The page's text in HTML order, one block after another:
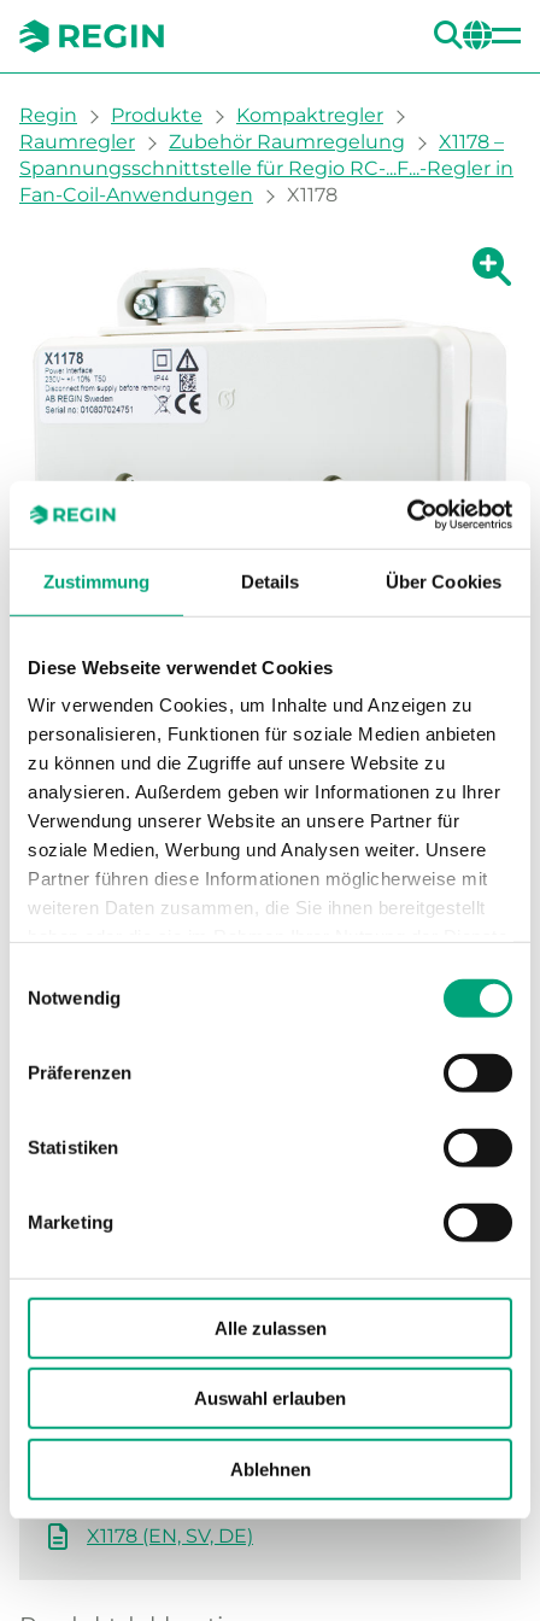
Zustimmung Details Über Cookies
Diese Webseite verwendet Cookies
Wir verwenden Cookies, um Inhalte und Anzeigen zu
personalisieren, Funktionen für soziale Medien anbieten
zu können und die Zugriffe auf unsere Website zu
analysieren. Außerdem geben wir Informationen zu Ihrer
Verwendung unserer Website an unsere Partner für
soziale Medien, Werbung und Analysen weiter. Unsere
Partner führen diese Informationen möglicherweise mit
weiteren Daten zusammen, die Sie ihnen bereitgestellt
Notwendig
Präferenzen
Statistiken
Marketing
Alle zulassen
Auswahl erlauben
Ablehnen
You are here:
Regin Produkte
Kompaktregler
Raumregler
Zubehör Raumregelung
X1178 –
Spannungsschnittstelle für Regio RC-...F...-Regler in
Fan-Coil-Anwendungen
X1178
Zeige
REGIN
X1178
X1178 – Spannungsschnittstelle für Regio RC-...F...-Regler in
Fan-Coil-Anwendungen
Software und Dokumentation
Produktblatt
X1178 (DE)
X1178 (EN, SV, DE)